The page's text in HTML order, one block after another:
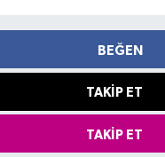
BEĞEN
TAKIP ET
TAKIP ET